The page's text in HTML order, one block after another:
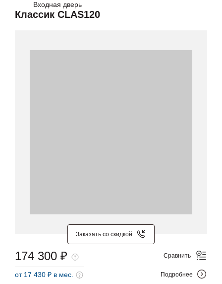
Входная дверь
Классик CLAS120
Заказать со скидкой
174 300 ₽
от 17 430 ₽ в мес.
Сравнить
Подробнее